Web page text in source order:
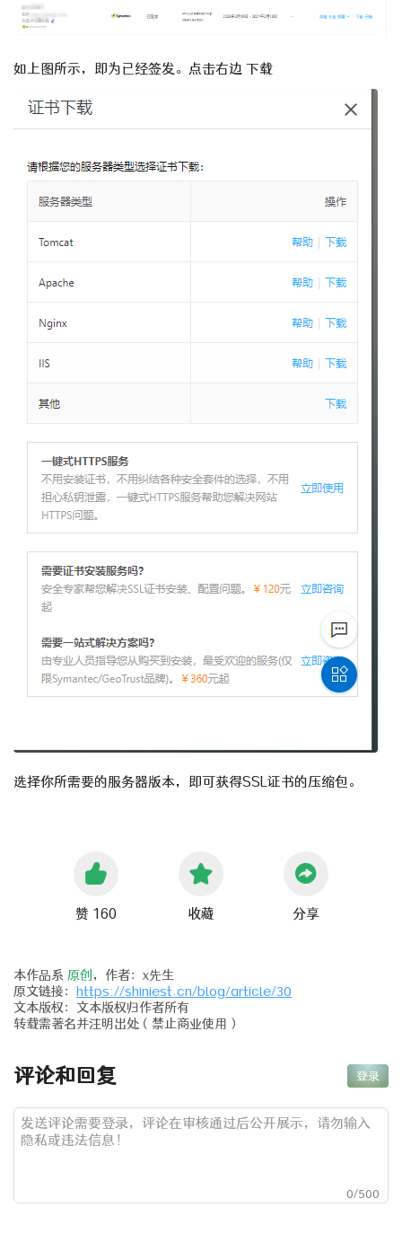
如上图所示，即为已经签发。点击右边 下载
选择你所需要的服务器版本，即可获得SSL证书的压缩包。
赞 160 收藏 分享
本作品系 原创 ，作者：x先生
原文链接： https://shiniest.cn/blog/article/30
文本版权：文本版权归作者所有
转载需著名并注明出处（禁止商业使用）
评论和回复 登录
0/500